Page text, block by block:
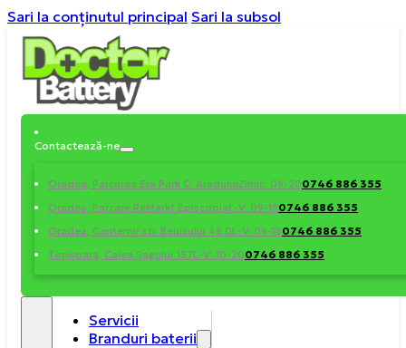
Sari la conținutul principal Sari la subsol
Contactează-ne
Oradea, Parcarea Era Park C. AraduluiZilnic: 09-200746 886 355
Oradea, Parcare ReMarkt EpiscopiaL-V: 09-180746 886 355
Oradea, Cantemir str. Beiusului 45 DL-V: 09-180746 886 355
Timișoara, Calea Șagului 157L-V: 10-200746 886 355
Servicii
Branduri baterii